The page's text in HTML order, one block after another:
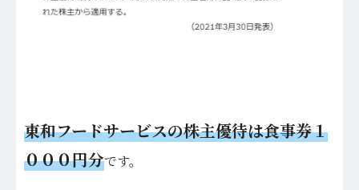
東和フードサービスの株主優待は食事券１
０００円分です。